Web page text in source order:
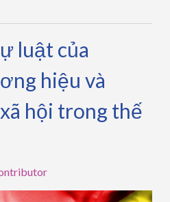
luật của
hiệu và
hội trong thế